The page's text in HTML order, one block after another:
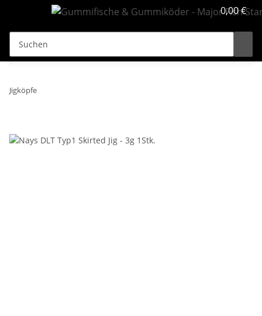
0,00 €
Jigköpfe